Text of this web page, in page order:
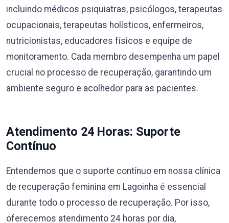
incluindo médicos psiquiatras, psicólogos, terapeutas
ocupacionais, terapeutas holísticos, enfermeiros,
nutricionistas, educadores físicos e equipe de
monitoramento. Cada membro desempenha um papel
crucial no processo de recuperação, garantindo um
ambiente seguro e acolhedor para as pacientes.
Atendimento 24 Horas: Suporte
Contínuo
Entendemos que o suporte contínuo em nossa clínica
de recuperação feminina em Lagoinha é essencial
durante todo o processo de recuperação. Por isso,
oferecemos atendimento 24 horas por dia,